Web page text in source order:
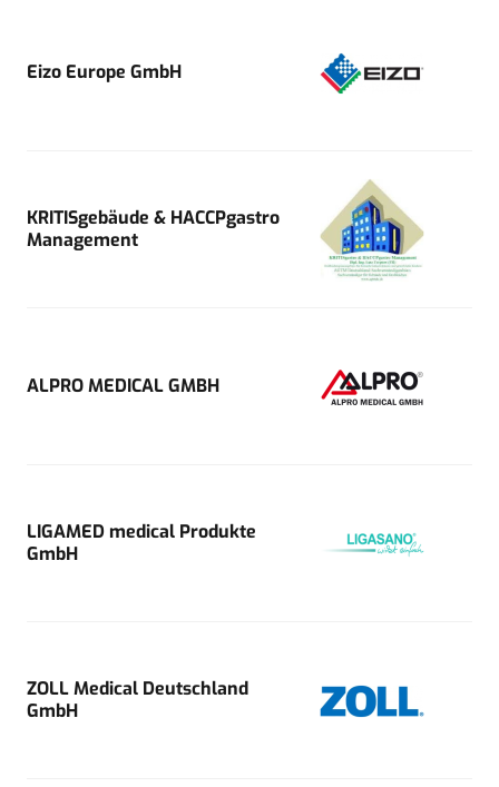
Eizo Europe GmbH
KRITISgebäude & HACCPgastro
Management
ALPRO MEDICAL GMBH
LIGAMED medical Produkte
GmbH
ZOLL Medical Deutschland
GmbH